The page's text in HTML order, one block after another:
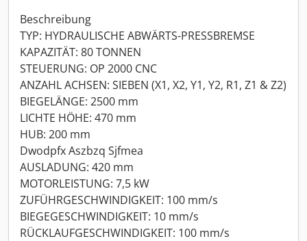
Beschreibung
TYP: HYDRAULISCHE ABWÄRTS-PRESSBREMSE
KAPAZITÄT: 80 TONNEN
STEUERUNG: OP 2000 CNC
ANZAHL ACHSEN: SIEBEN (X1, X2, Y1, Y2, R1, Z1 & Z2)
BIEGELÄNGE: 2500 mm
LICHTE HÖHE: 470 mm
HUB: 200 mm
Dwodpfx Aszbzq Sjfmea
AUSLADUNG: 420 mm
MOTORLEISTUNG: 7,5 kW
ZUFÜHRGESCHWINDIGKEIT: 100 mm/s
BIEGEGESCHWINDIGKEIT: 10 mm/s
RÜCKLAUFGESCHWINDIGKEIT: 100 mm/s